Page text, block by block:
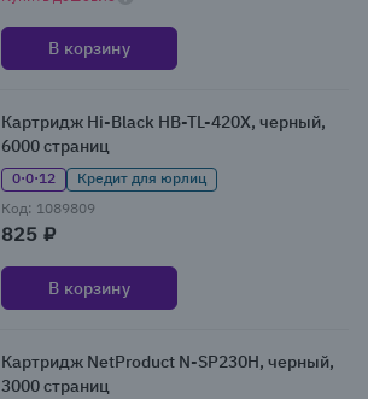
В корзину
Картридж Hi-Black HB-TL-420X, черный,
6000 страниц
0·0·12
Кредит для юрлиц
Код: 1089809
825 ₽
В корзину
Картридж NetProduct N-SP230H, черный,
3000 страниц